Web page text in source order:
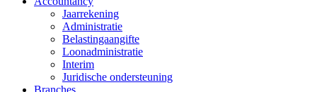
Jaarrekening
Administratie
Belastingaangifte
Loonadministratie
Interim
Juridische ondersteuning
Branches